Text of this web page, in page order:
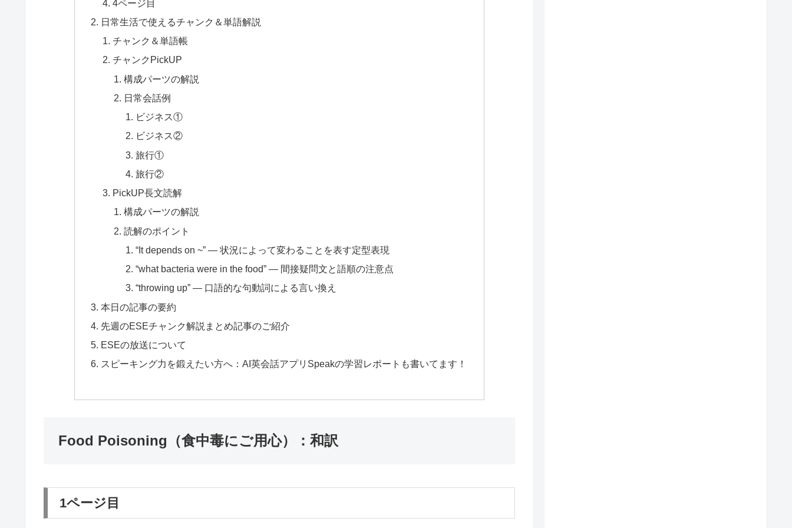
4ページ目
日常生活で使えるチャンク＆単語解説
チャンク＆単語帳
チャンクPickUP
構成パーツの解説
日常会話例
ビジネス①
ビジネス②
旅行①
旅行②
PickUP長文読解
構成パーツの解説
読解のポイント
“It depends on ~” ― 状況によって変わることを表す定型表現
“what bacteria were in the food” ― 間接疑問文と語順の注意点
“throwing up” ― 口語的な句動詞による言い換え
本日の記事の要約
先週のESEチャンク解説まとめ記事のご紹介
ESEの放送について
スピーキング力を鍛えたい方へ：AI英会話アプリSpeakの学習レポートも書いてます！
Food Poisoning（食中毒にご用心）：和訳
1ページ目